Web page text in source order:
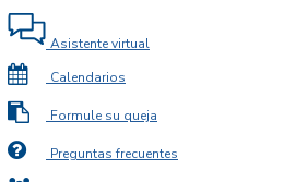
Asistente virtual
Calendarios
Formule su queja
Preguntas frecuentes